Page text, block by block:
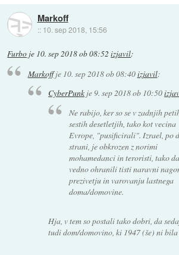
Markoff
:: 10. sep 2018, 15:56
Furbo je 10. sep 2018 ob 08:52 izjavil:
Markoffje 10. sep 2018 ob 08:40izjavil:
CyberPunk je9. sep 2018 ob 10:50
Ne rabijo, ker so se v zadnjih
sestih desetletjih, tako kot vecina
Evrope, "pusificirali". Izrael, po
strani, je obkrozen z norimi
mohamedanci in teroristi, tako
vedno ohranili tisti naravni
prezivetju in varovanju lastnega
doma/domovine.
Hja, v tem so postali tako dobri, da
tudi dom/domovino, ki 1947 (še) ni